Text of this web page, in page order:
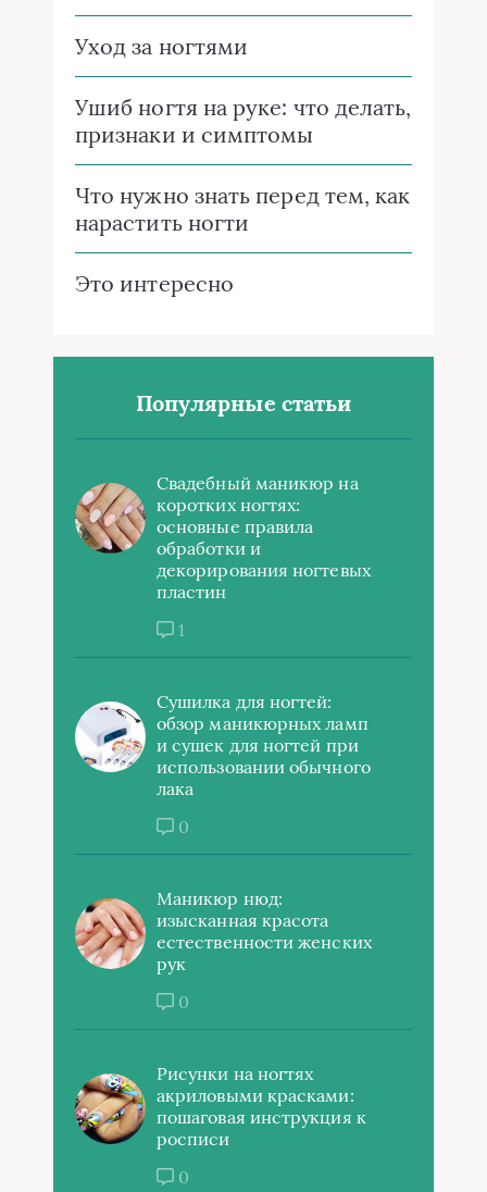
Уход за ногтями
Ушиб ногтя на руке: что делать,
признаки и симптомы
Что нужно знать перед тем, как
нарастить ногти
Это интересно
Популярные статьи
Свадебный маникюр на
коротких ногтях:
основные правила
обработки и
декорирования ногтевых
пластин
1
Сушилка для ногтей:
обзор маникюрных ламп
и сушек для ногтей при
использовании обычного
лака
0
Маникюр нюд:
изысканная красота
естественности женских
рук
0
Рисунки на ногтях
акриловыми красками:
пошаговая инструкция к
росписи
0